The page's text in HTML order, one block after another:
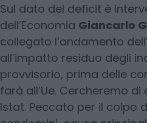
Sul dato del deficit è
dell’Economia Giancarlo
collegato l’andamento
all’impatto residuo degli
provvisorio, prima delle
farà all’Ue. Cercheremo
Istat. Peccato per il colpo